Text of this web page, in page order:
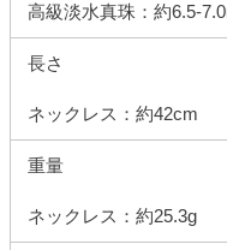
高級淡水真珠：約6.5-
長さ
ネックレス：約42cm
重量
ネックレス：約25.3g